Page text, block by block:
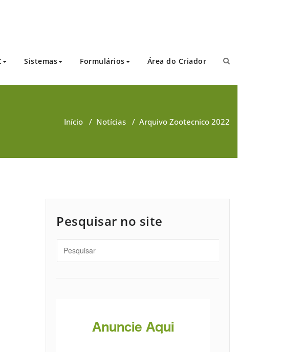
Sistemas Formulários Área do Criador
Início / Notícias / Arquivo Zootecnico 2022
Pesquisar no site